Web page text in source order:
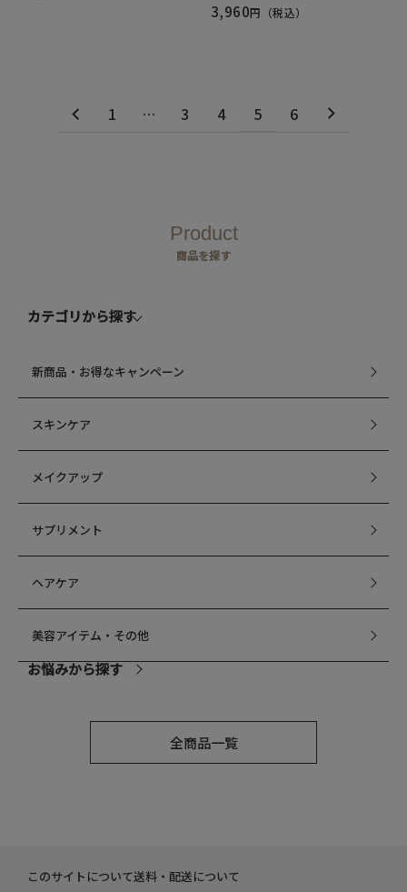
3,960円（税込）
1 … 3 4 5 6
Product
商品を探す
カテゴリから探す
新商品・お得なキャンペーン
スキンケア
メイクアップ
サプリメント
ヘアケア
美容アイテム・その他
お悩みから探す
たるみ・むくみ
全商品一覧
このサイトについて送料・配送について